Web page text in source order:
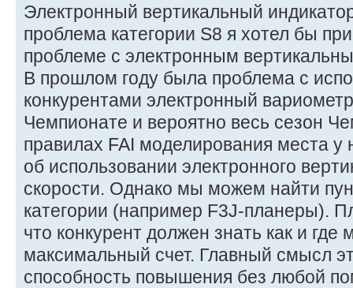
Электронный вертикальный
проблема категории S8 я хотел бы
проблеме с электронным
В прошлом году была проблема с
конкурентами электронный
Чемпионате и вероятно весь сезон
правилах FAI моделирования места у
об использовании электронного
скорости. Однако мы можем найти
категории (например F3J-планеры).
что конкурент должен знать как и где
максимальный счет. Главный смысл
способность повышения без любой